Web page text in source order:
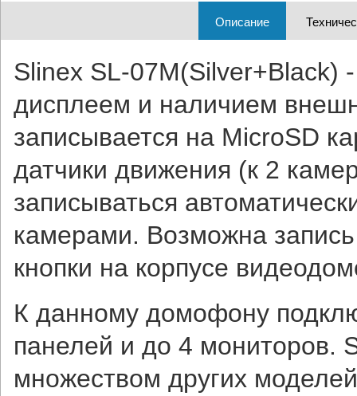
Описание
Slinex SL-
дисплеем и наличием
записывается на MicroSD
датчики движения (к 2
записываться
камерами. Возможна
кнопки на корпусе
К данному домофону
панелей и до 4 мониторов.
множеством других